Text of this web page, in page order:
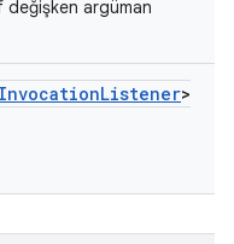
argüman
InvocationListener>